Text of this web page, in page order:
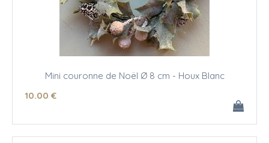
Mini couronne de Noël Ø 8 cm - Houx Blanc
10.00 €